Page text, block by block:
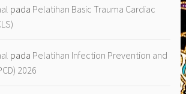
pada Pelatihan Basic Trauma Cardiac
pada Pelatihan Infection Prevention and
2026